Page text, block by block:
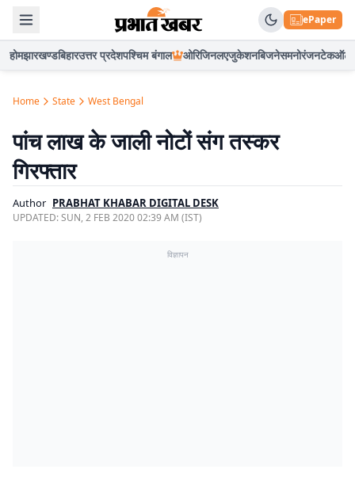
ePaper
होमझारखण्डबिहारउत्तर प्रदेशपश्चिम बंगाल ओरिजिनलएजुकेशनबिजनेसमनोरंजनटेकऑटो
Home State West Bengal
पांच लाख के जाली नोटों संग तस्कर
गिरफ्तार
Author PRABHAT KHABAR DIGITAL DESK
UPDATED:SUN, 2 FEB 2020 02:39 AM (IST)
विज्ञापन